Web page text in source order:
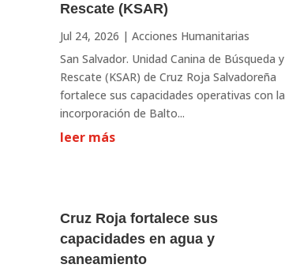
Rescate (KSAR)
Jul 24, 2026 | Acciones Humanitarias
San Salvador. Unidad Canina de Búsqueda y
Rescate (KSAR) de Cruz Roja Salvadoreña
fortalece sus capacidades operativas con la
incorporación de Balto...
leer más
Cruz Roja fortalece sus
capacidades en agua y
saneamiento